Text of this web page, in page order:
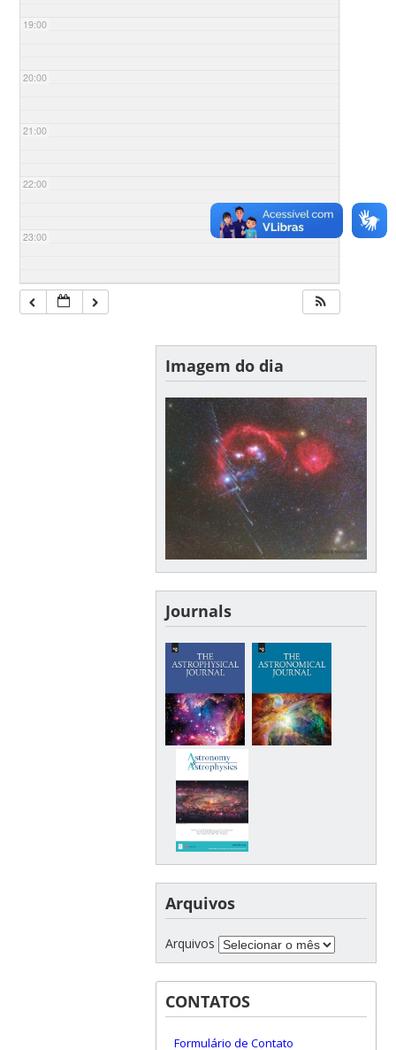
19:00
20:00
21:00
22:00
23:00
Imagem do dia
Journals
Arquivos
Arquivos
CONTATOS
Formulário de Contato